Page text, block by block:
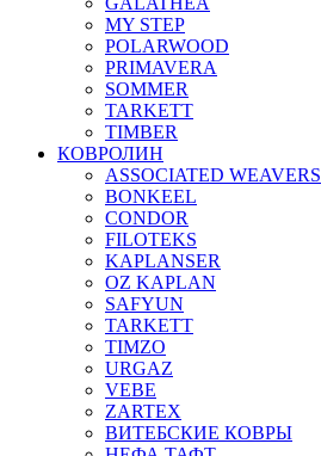
MY STEP
POLARWOOD
PRIMAVERA
SOMMER
TARKETT
TIMBER
КОВРОЛИН
ASSOCIATED WEAVERS
BONKEEL
CONDOR
FILOTEKS
KAPLANSER
OZ KAPLAN
SAFYUN
TARKETT
TIMZO
URGAZ
VEBE
ZARTEX
ВИТЕБСКИЕ КОВРЫ